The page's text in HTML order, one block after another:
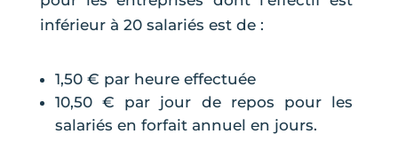
inférieur à 20 salariés est de :
1,50 € par heure effectuée
10,50 € par jour de repos pour les
salariés en forfait annuel en jours.